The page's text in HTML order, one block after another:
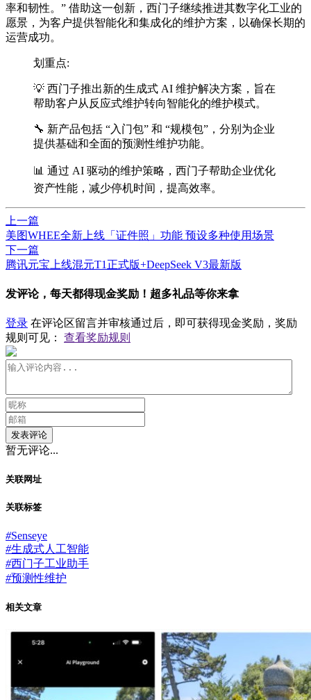
率和韧性。” 借助这一创新，西门子继续推进其数字化工业的
愿景，为客户提供智能化和集成化的维护方案，以确保长期的
运营成功。
划重点:
💡 西门子推出新的生成式 AI 维护解决方案，旨在
帮助客户从反应式维护转向智能化的维护模式。
🔧 新产品包括 “入门包” 和 “规模包”，分别为企业
提供基础和全面的预测性维护功能。
📊 通过 AI 驱动的维护策略，西门子帮助企业优化
资产性能，减少停机时间，提高效率。
上一篇
美图WHEE全新上线「证件照」功能 预设多种使用场景
下一篇
腾讯元宝上线混元T1正式版+DeepSeek V3最新版
发评论，每天都得现金奖励！超多礼品等你来拿
登录 在评论区留言并审核通过后，即可获得现金奖励，奖励
规则可见： 查看奖励规则
发表评论
暂无评论...
关联网址
关联标签
#Senseye
#生成式人工智能
#西门子工业助手
#预测性维护
相关文章